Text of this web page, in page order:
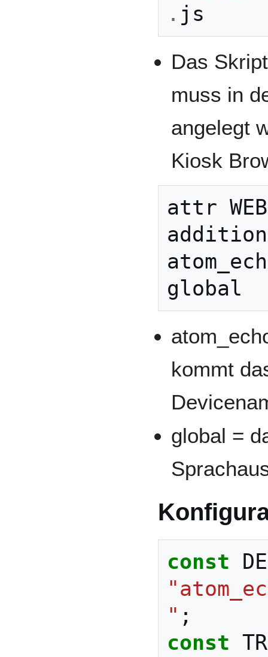
. js
Das
muss in
angelegt
Kiosk
attr
global
kommt
global =
const
" ;
const